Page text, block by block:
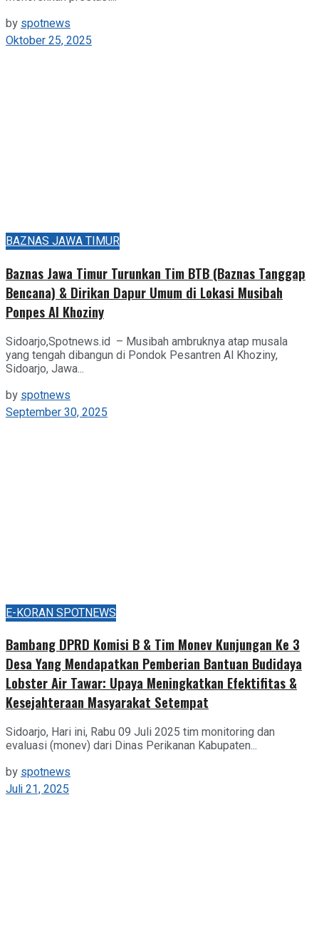
byspotnews
Oktober 25, 2025
BAZNAS JAWA TIMUR
Baznas Jawa Timur Turunkan Tim BTB (Baznas Tanggap
Bencana) & Dirikan Dapur Umum di Lokasi Musibah
Ponpes Al Khoziny
Sidoarjo,Spotnews.id – Musibah ambruknya atap musala
yang tengah dibangun di Pondok Pesantren Al Khoziny,
Sidoarjo, Jawa...
by spotnews
September 30, 2025
E-KORAN SPOTNEWS
Bambang DPRD Komisi B & Tim Monev Kunjungan Ke 3
Desa Yang Mendapatkan Pemberian Bantuan Budidaya
Lobster Air Tawar: Upaya Meningkatkan Efektifitas &
Kesejahteraan Masyarakat Setempat
Sidoarjo, Hari ini, Rabu 09 Juli 2025 tim monitoring dan
evaluasi (monev) dari Dinas Perikanan Kabupaten...
byspotnews
Juli 21, 2025